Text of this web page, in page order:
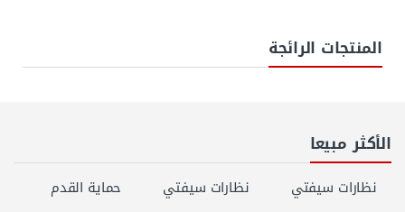
المنتجات الرائجة
الأكثر مبيعا
نظارات سيفتي نظارات سيفتي حماية القدم